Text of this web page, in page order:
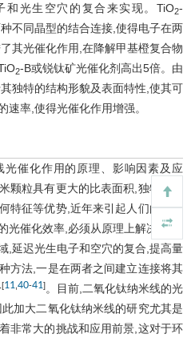
光生空穴的复合来实现。TiO2-
不同晶型的结合连接,使得电子在两
其光催化作用,在降解甲基橙复合物
2-B或锐钛矿光催化剂高出5倍。由
独特的结构形貌及表面特性,使其可
速率,使得光催化作用增强。
催化作用的原理、影响因素及应
颗粒具有更大的比表面积,独特的光
特征等优势,近年来引起人们的广泛
光催化效率,必须从原理上解决,即使
,延迟光生电子和空穴的复合,提高量
方法,一是在两者之间建立连接将其
[11 40-41]。目前,二氧化钛纳米线的光
加大二氧化钛纳米线的研究尤其是
非常大的挑战和应用前景,这对于环